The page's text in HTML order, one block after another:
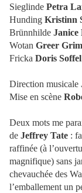
Sieglinde Petra
Hunding Kristinn
Brünnhilde Janice
Wotan Greer
Fricka Doris Soffel
Direction musicale
Mise en scène
Deux mots me
de Jeffrey Tate :
raffinée (à
magnifique) sans
chevauchée des
l’emballement un